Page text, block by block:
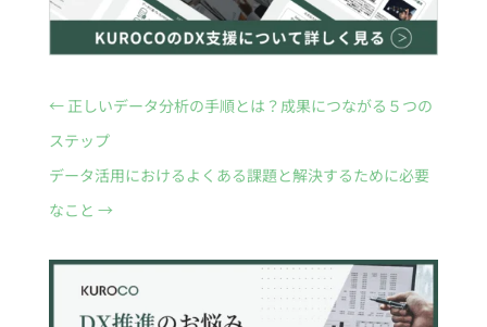
← 正しいデータ分析の手順とは？成果につながる５つの
ステップ
データ活用におけるよくある課題と解決するために必要
なこと →